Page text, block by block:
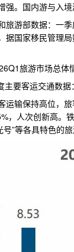
强。国内游与入
旅游部数据：一
据国家移民管理
旅游市场总体
主要客运交通数
运输保持高位，
，人次创新高。
号”等各具特色的